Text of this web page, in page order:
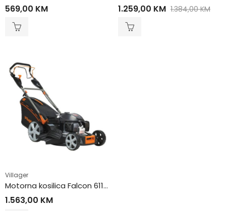
569,00 KM 1.259,00 KM 1.384,00KM
Villager
Motorna kosilica Falcon 6111H
1.563,00 KM